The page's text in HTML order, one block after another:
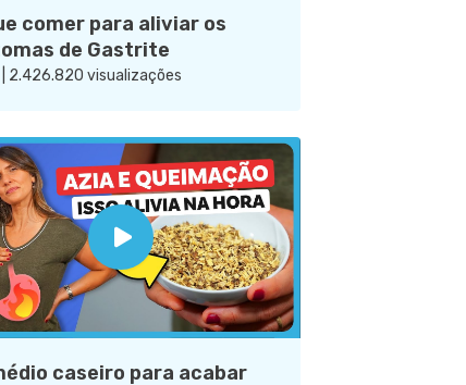
comer para aliviar os
de Gastrite
| 2.426.820 visualizações
caseiro para acabar